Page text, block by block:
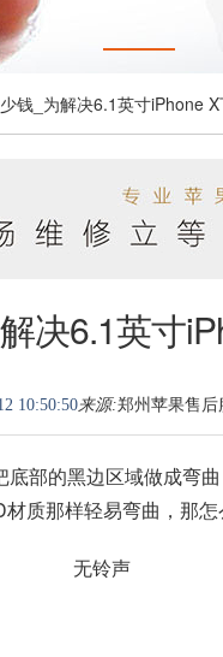
钱_为解决6.1英寸iPhone
决6.1英寸
10:50:50来源:郑州苹果售后
的黑边区域做成弯
质那样轻易弯曲，那